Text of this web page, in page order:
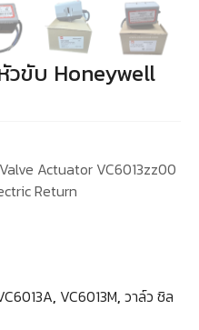
วขับ Honeywell
Actuator VC6013zz00
Return
, VC6013M, วาล์ว ชิล